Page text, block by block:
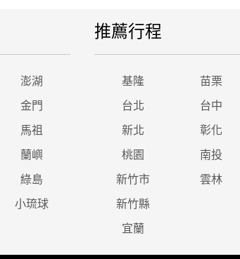
澎湖
金門
馬祖
蘭嶼
綠島
小琉球
推薦行程
基隆 苗栗
台北 台中
新北 彰化
桃園 南投
新竹市 雲林
新竹縣
宜蘭